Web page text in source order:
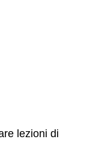
lezioni di